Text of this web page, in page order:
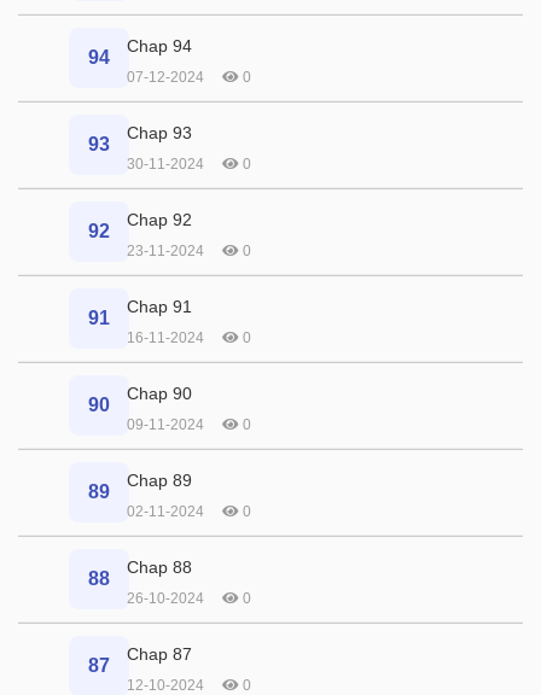
94
Chap 94
07-12-2024 0
93
Chap 93
30-11-2024 0
92
Chap 92
23-11-2024 0
91
Chap 91
16-11-2024 0
90
Chap 90
09-11-2024 0
89
Chap 89
02-11-2024 0
88
Chap 88
26-10-2024 0
87
Chap 87
12-10-2024 0